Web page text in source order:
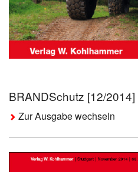
BRANDSchutz [12/2014]
Zur Ausgabe wechseln